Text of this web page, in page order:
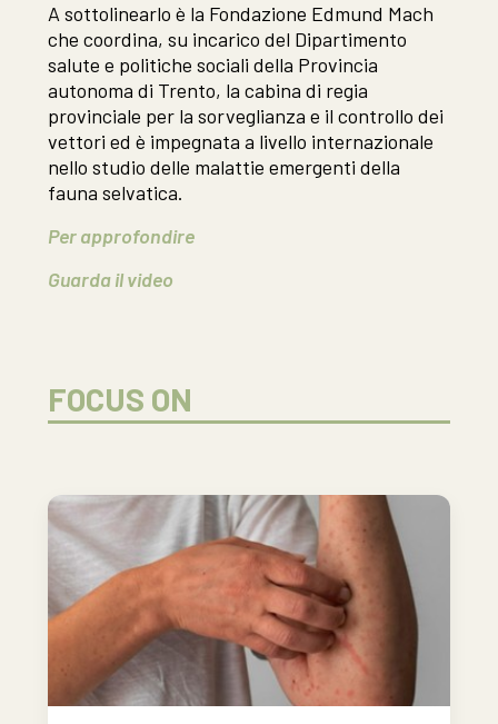
A sottolinearlo è la Fondazione Edmund Mach
che coordina, su incarico del Dipartimento
salute e politiche sociali della Provincia
autonoma di Trento, la cabina di regia
provinciale per la sorveglianza e il controllo dei
vettori ed è impegnata a livello internazionale
nello studio delle malattie emergenti della
fauna selvatica.
Per approfondire
Guarda il video
FOCUS ON